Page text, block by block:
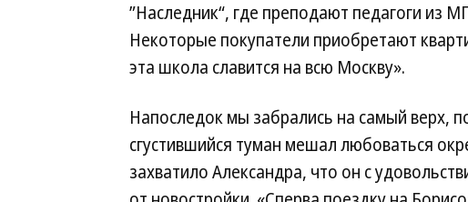
”Наследник“, где преподают педагоги
Некоторые покупатели приобретают
эта школа славится на всю Москву».
Напоследок мы забрались на самый верх,
сгустившийся туман мешал любоваться
захватило Александра, что он с